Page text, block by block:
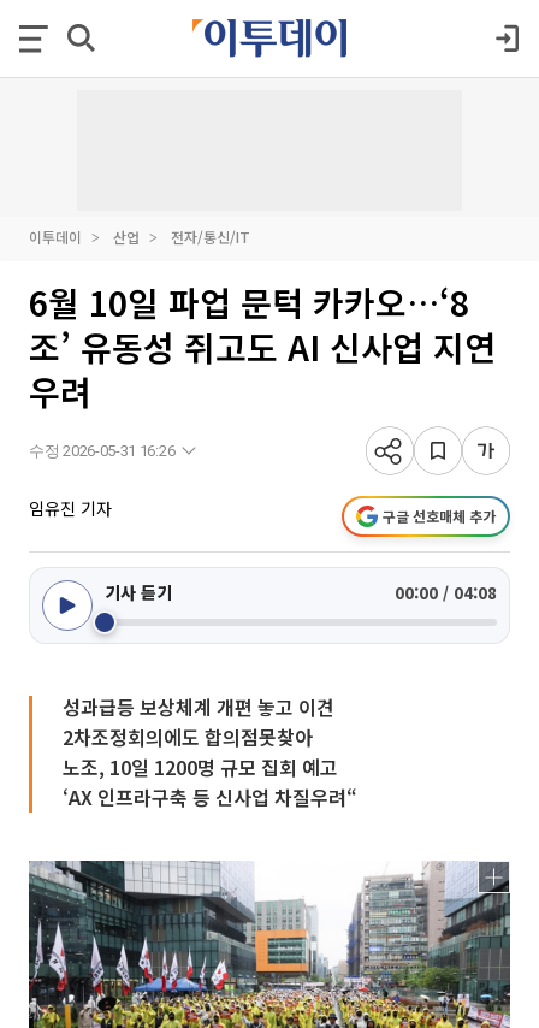
이투데이 산업 전자/통신/IT
6월 10일 파업 문턱 카카오…‘8
조’ 유동성 쥐고도 AI 신사업 지연
우려
수정 2026-05-31 16:26
임유진 기자 구글 선호매체 추가
기사 듣기 00:00 / 04:08
성과급등 보상체계 개편 놓고 이견
2차조정회의에도 합의점못찾아
노조, 10일 1200명 규모 집회 예고
‘AX 인프라구축 등 신사업 차질우려“